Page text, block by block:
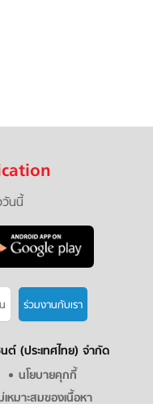
วันนี้
ร่วมงานกับเรา
ต์ (ประเทศไทย) จำกัด
นโยบายคุกกี้
หมาะสมของเนื้อหา